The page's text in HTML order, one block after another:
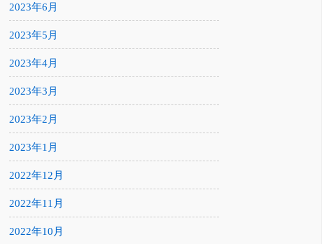
2023年6月
2023年5月
2023年4月
2023年3月
2023年2月
2023年1月
2022年12月
2022年11月
2022年10月